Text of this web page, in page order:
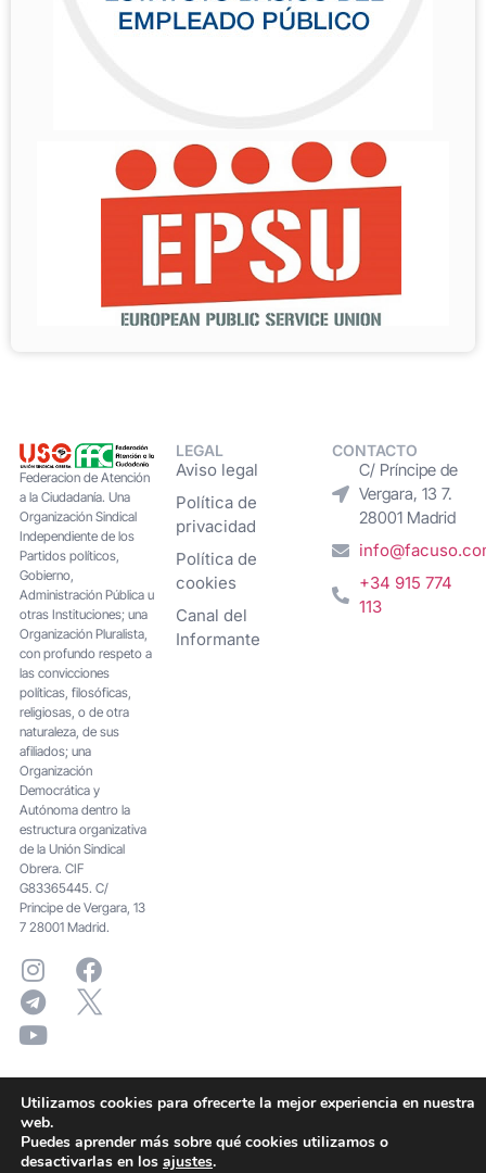
Federacion de Atención
a la Ciudadanía. Una
Organización Sindical
Independiente de los
Partidos políticos,
Gobierno,
Administración Pública u
otras Instituciones; una
Organización Pluralista,
con profundo respeto a
las convicciones
políticas, filosóficas,
religiosas, o de otra
naturaleza, de sus
afiliados; una
Organización
Democrática y
Autónoma dentro la
estructura organizativa
de la Unión Sindical
Obrera. CIF
G83365445. C/
Principe de Vergara, 13
7 28001 Madrid.
LEGAL
Aviso legal
Política de
privacidad
Política de
cookies
Canal del
Informante
CONTACTO
C/ Príncipe de
Vergara, 13 7.
28001 Madrid
+34 915 774
113
Utilizamos cookies para ofrecerte la mejor experiencia en nuestra
web.
Puedes aprender más sobre qué cookies utilizamos o
desactivarlas en los ajustes.